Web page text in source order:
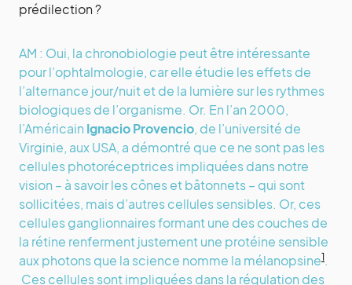
prédilection ?
AM : Oui, la chronobiologie peut être intéressante
pour l’ophtalmologie, car elle étudie les effets de
l’alternance jour/nuit et de la lumière sur les rythmes
biologiques de l’organisme. Or. En l’an 2000,
l’Américain Ignacio Provencio, de l’université de
Virginie, aux USA, a démontré que ce ne sont pas les
cellules photoréceptrices impliquées dans notre
vision – à savoir les cônes et bâtonnets – qui sont
sollicitées, mais d’autres cellules sensibles. Or, ces
cellules ganglionnaires formant une des couches de
la rétine renferment justement une protéine sensible
aux photons que la science nomme la mélanopsine1.
Ces cellules sont impliquées dans la régulation des